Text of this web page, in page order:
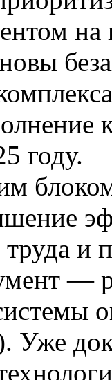
году.
и
—